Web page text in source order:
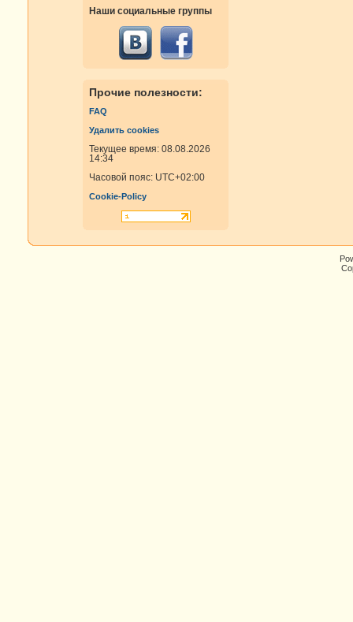
Наши социальные группы
Прочие полезности:
FAQ
Удалить cookies
Текущее время: 08.08.2026
14:34
Часовой пояс: UTC+02:00
Cookie-Policy